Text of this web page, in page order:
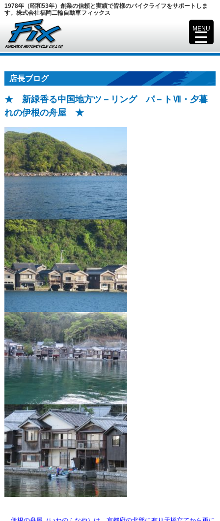
1978年（昭和53年）創業の信頼と実績で皆様のバイクライフをサポートしま
す。株式会社福岡二輪自動車フィックス
店長ブログ
★ 新緑香る中国地方ツ－リング パ－トⅦ・夕暮
れの伊根の舟屋 ★
MENU
▼